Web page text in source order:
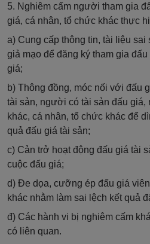
5. Nghiêm cấm người tham gia
giá, cá nhân, tổ chức khác thực
a) Cung cấp thông tin, tài liệu
giả mạo để đăng ký tham gia
giá;
b) Thông đồng, móc nối với đấu
tài sản, người có tài sản đấu
khác, cá nhân, tổ chức khác để
quả đấu giá tài sản;
c) Cản trở hoạt động đấu giá tài
cuộc đấu giá;
d) Đe dọa, cưỡng ép đấu giá
khác nhằm làm sai lệch kết quả
đ) Các hành vi bị nghiêm cấm
có liên quan.